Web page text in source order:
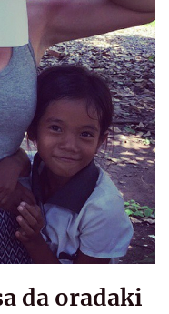
da oradaki